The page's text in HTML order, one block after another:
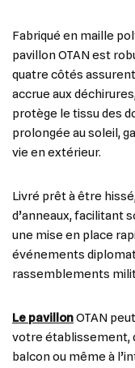
Fabriqué en maille
pavillon OTAN est
quatre côtés
accrue aux
protège le tissu des
prolongée au soleil,
vie en extérieur.
Livré prêt à être
d’anneaux, facilitant
une mise en place
événements
rassemblements
Le pavillonOTAN
votre établissement,
balcon ou même à